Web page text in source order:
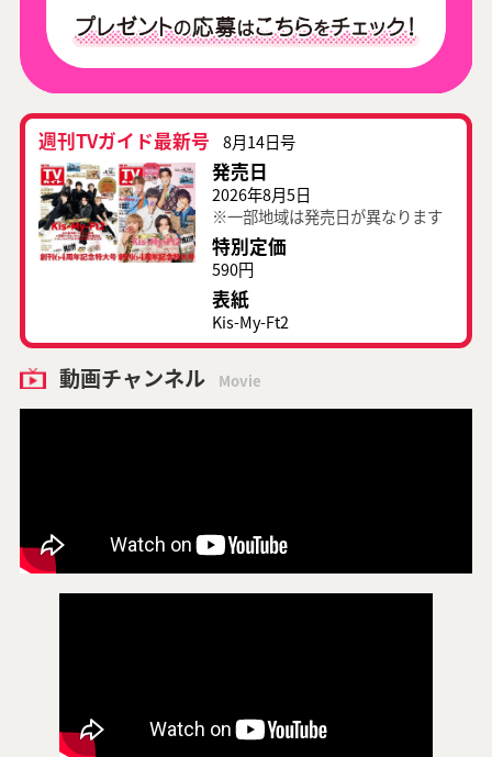
週刊TVガイド最新号 8月14日号
発売日
2026年8月5日
※一部地域は発売日が異なります
特別定価
590円
表紙
Kis-My-Ft2
動画チャンネル Movie